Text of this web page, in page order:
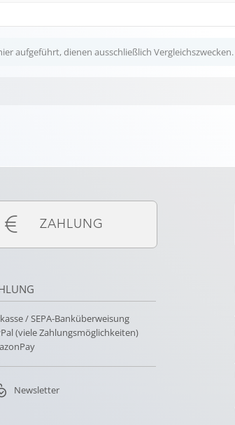
aufgeführt, dienen ausschließlich Vergleichszwecken.
ZAHLUNG
/ SEPA-Banküberweisung
(viele Zahlungsmöglichkeiten)
Newsletter